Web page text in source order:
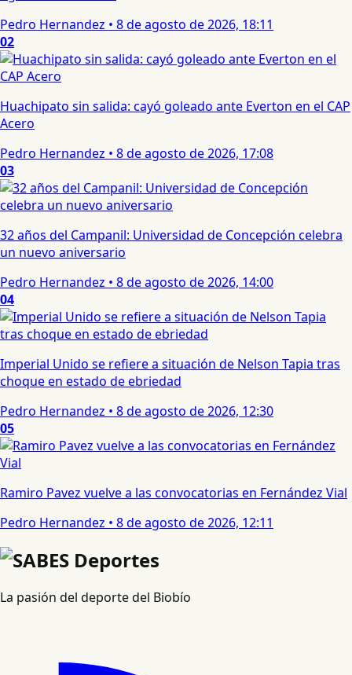
Pedro Hernandez • 8 de agosto de 2026, 18:11
02
Huachipato sin salida: cayó goleado ante Everton en el CAP
Acero
Pedro Hernandez • 8 de agosto de 2026, 17:08
03
32 años del Campanil: Universidad de Concepción celebra
un nuevo aniversario
Pedro Hernandez • 8 de agosto de 2026, 14:00
04
Imperial Unido se refiere a situación de Nelson Tapia tras
choque en estado de ebriedad
Pedro Hernandez • 8 de agosto de 2026, 12:30
05
Ramiro Pavez vuelve a las convocatorias en Fernández Vial
Pedro Hernandez • 8 de agosto de 2026, 12:11
La pasión del deporte del Biobío